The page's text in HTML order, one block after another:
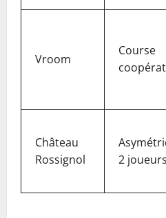
Vroom
Course
Château
Rossignol
2 joueurs